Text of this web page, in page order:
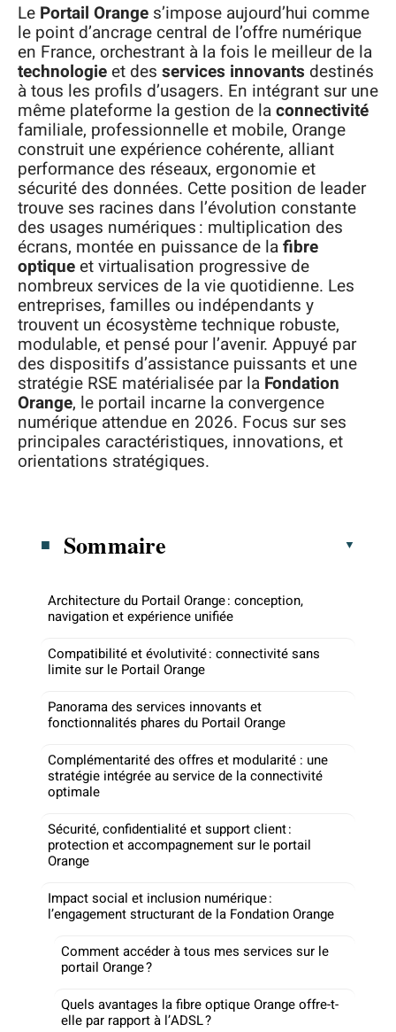
Le Portail Orange s’impose aujourd’hui comme
le point d’ancrage central de l’offre numérique
en France, orchestrant à la fois le meilleur de la
technologieet des services innovants destinés
à tous les profils d’usagers. En intégrant sur une
même plateforme la gestion de laconnectivité
familiale, professionnelle et mobile, Orange
construit une expérience cohérente, alliant
performance des réseaux, ergonomie et
sécurité des données. Cette position de leader
trouve ses racines dans l’évolution constante
des usages numériques : multiplication des
écrans, montée en puissance de lafibre
optiqueet virtualisation progressive de
nombreux services de la vie quotidienne. Les
entreprises, familles ou indépendants y
trouvent un écosystème technique robuste,
modulable, et pensé pour l’avenir. Appuyé par
des dispositifs d’assistance puissants et une
stratégie RSE matérialisée par la Fondation
Orange, le portail incarne la convergence
numérique attendue en 2026. Focus sur ses
principales caractéristiques, innovations, et
orientations stratégiques.
Sommaire
Architecture du Portail Orange : conception,
navigation et expérience unifiée
Compatibilité et évolutivité : connectivité sans
limite sur le Portail Orange
Panorama des services innovants et
fonctionnalités phares du Portail Orange
Complémentarité des offres et modularité : une
stratégie intégrée au service de la connectivité
optimale
Sécurité, confidentialité et support client :
protection et accompagnement sur le portail
Orange
Impact social et inclusion numérique :
l’engagement structurant de la Fondation Orange
Comment accéder à tous mes services sur le
portail Orange ?
Quels avantages la fibre optique Orange offre-t-
elle par rapport à l’ADSL ?